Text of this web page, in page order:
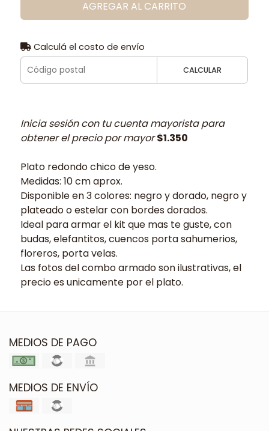
AGREGAR AL CARRITO
Calculá el costo de envío
CALCULAR
Inicia sesión con tu cuenta mayorista para
obtener el precio por mayor$1.350
Plato redondo chico de yeso.
Medidas: 10 cm aprox.
Disponible en 3 colores: negro y dorado, negro y
plateado o estelar con bordes dorados.
Ideal para armar el kit que mas te guste, con
budas, elefantitos, cuencos porta sahumerios,
floreros, porta velas.
Las fotos del combo armado son ilustrativas, el
precio es unicamente por el plato.
MEDIOS DE PAGO
MEDIOS DE ENVÍO